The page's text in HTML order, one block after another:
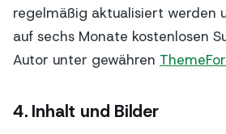
regelmäßig aktualisiert werden
auf sechs Monate kostenlosen
Autor unter gewähren
4. Inhalt und Bilder